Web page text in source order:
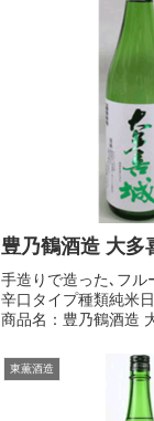
豊乃鶴酒造 大多
手造りで造った､フル
辛口タイプ種類純米
商品名：豊乃鶴酒造
税込みカートに入れ
商品名：豊乃鶴酒造
東薫酒造